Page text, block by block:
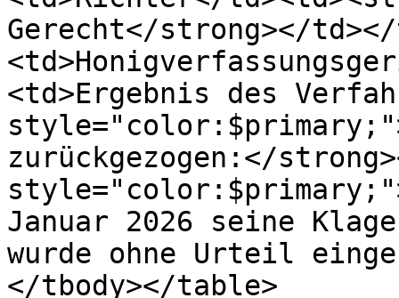
Gerecht</strong></
<td>Ergebnis des
zurückgezogen:</
Januar 2026 seine
wurde ohne Urteil
</tbody></table>